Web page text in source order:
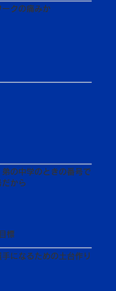
の中学のときの番号で
だから
クの痛みか
標
になるための土台作り